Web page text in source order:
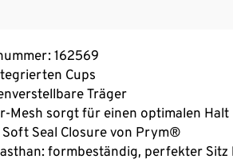
162569
Cups
Träger
Mesh sorgt für einen optimalen Halt
Soft Seal Closure von Prym®
formbeständig, perfekter